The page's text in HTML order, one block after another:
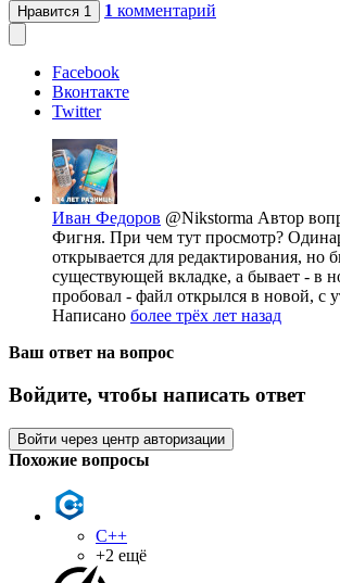
Нравится 1 1 комментарий
Facebook
Вконтакте
Twitter
Иван Федоров @Nikstorma Автор
Фигня. При чем тут просмотр?
открывается для редактирования, но
существующей вкладке, а бывает - в
пробовал - файл открылся в новой, с
Написано более трёх лет назад
Ваш ответ на вопрос
Войдите, чтобы написать ответ
Войти через центр авторизации
Похожие вопросы
C++
+2 ещё